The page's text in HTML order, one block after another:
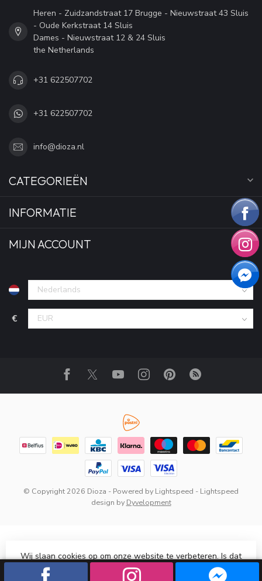
Heren - Zuidzandstraat 17 Brugge - Nieuwstraat 43 Sluis
- Oude Kerkstraat 14 Sluis
Dames - Nieuwstraat 12 & 24 Sluis
the Netherlands
+31 622507702
+31 622507702
info@dioza.nl
CATEGORIEËN
INFORMATIE
MIJN ACCOUNT
€
© Copyright 2026 Dioza - Powered by Lightspeed - Lightspeed
design by Dyvelopment
Wij slaan cookies op om onze website te verbeteren. Is dat
akkoord?
Nee Meer over cookies »